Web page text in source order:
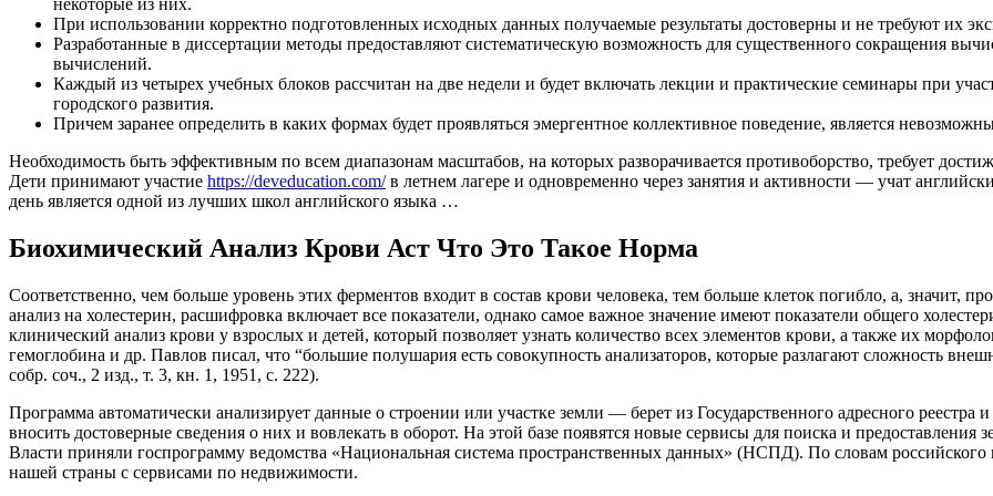
некоторые из них.
При использовании корректно подготовленных исходных данных получаемые результаты достоверны и не требуют их
Разработанные в диссертации методы предоставляют систематическую возможность для существенного сокращения
вычислений.
Каждый из четырех учебных блоков рассчитан на две недели и будет включать лекции и практические семинары при
городского развития.
Причем заранее определить в каких формах будет проявляться эмергентное коллективное поведение, является
Необходимость быть эффективным по всем диапазонам масштабов, на которых разворачивается противоборство, требует
Дети принимают участие https://deveducation.com/в летнем лагере и одновременно через занятия и активности — учат
день является одной из лучших школ английского языка …
Биохимический Анализ Крови Аст Что Это Такое Норма
Соответственно, чем больше уровень этих ферментов входит в состав крови человека, тем больше клеток погибло, а, значит,
анализ на холестерин, расшифровка включает все показатели, однако самое важное значение имеют показатели общего
клинический анализ крови у взрослых и детей, который позволяет узнать количество всех элементов крови, а также их
гемоглобина и др. Павлов писал, что “большие полушария есть совокупность анализаторов, которые разлагают сложность
собр. соч., 2 изд., т. 3, кн. 1, 1951, с. 222).
Программа автоматически анализирует данные о строении или участке земли — берет из Государственного адресного
вносить достоверные сведения о них и вовлекать в оборот. На этой базе появятся новые сервисы для поиска и предоставления
Власти приняли госпрограмму ведомства «Национальная система пространственных данных» (НСПД). По словам российского
нашей страны с сервисами по недвижимости.